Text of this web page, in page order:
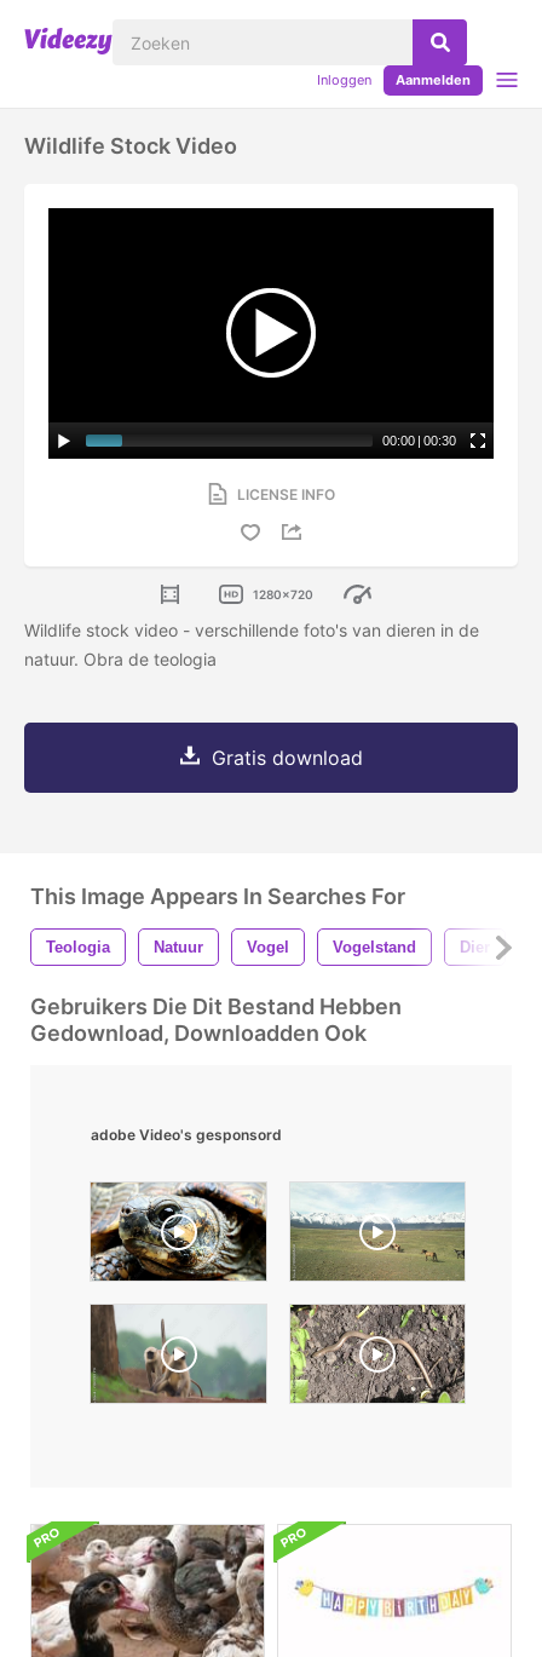
Inloggen Aanmelden
Wildlife Stock Video
00:00 | 00:30
LICENSE INFO
1280x720
Wildlife stock video - verschillende foto's van dieren in de
natuur. Obra de teologia
Gratis download
This Image Appears In Searches For
Teologia Natuur Vogel Vogelstand Dier
Gebruikers Die Dit Bestand Hebben
Gedownload, Downloadden Ook
adobe Video's gesponsord